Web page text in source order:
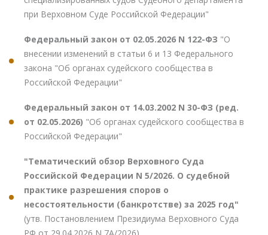
при Верховном Суде Российской Федерации"
Федеральный закон от 02.05.2026 N 122-ФЗ "О
внесении изменений в статьи 6 и 13 Федерального
закона "Об органах судейского сообщества в
Российской Федерации"
Федеральный закон от 14.03.2002 N 30-ФЗ (ред.
от 02.05.2026) "Об органах судейского сообщества в
Российской Федерации"
"Тематический обзор Верховного Суда
Российской Федерации N 5/2026. О судебной
практике разрешения споров о
несостоятельности (банкротстве) за 2025 год"
(утв. Постановлением Президиума Верховного Суда